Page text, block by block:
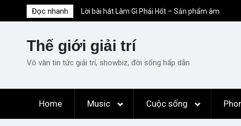
to
Đọc nhanh
Lời bài hát Làm Gì Phải Hốt – Sản phẩm âm
nhạc chất lượng chuẩn chất JustaTee
Tùng M-TP – Full lyrics bản chuẩn
List ca khúc nhạc tết hay và ý nghĩa nhất
Những ca khúc nhạc xuân “sặc mùi” quảng
cáo nhưng vẫn ấn tượng
Thế giới giải trí
Vô vàn tin tức giải trí, showbiz, đời sống hấp dẫn
Home Music Cuộc sống